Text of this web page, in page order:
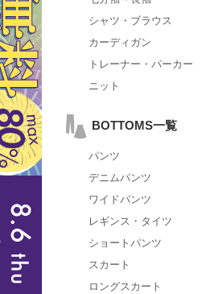
シャツ・ブラウス
カーディガン
トレーナー・パーカー
ニット
BOTTOMS一覧
パンツ
デニムパンツ
ワイドパンツ
レギンス・タイツ
ショートパンツ
スカート
ロングスカート